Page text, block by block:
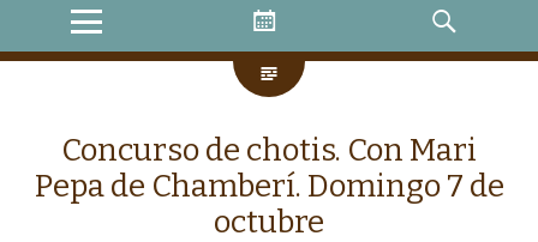
Menu
Widgets
Search
Concurso de chotis. Con Mari
Pepa de Chamberí. Domingo 7 de
octubre